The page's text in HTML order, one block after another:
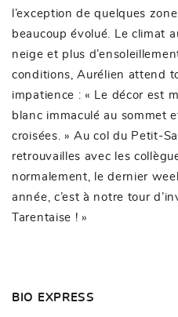
l’exception de quelques
beaucoup évolué. Le climat
neige et plus
conditions, Aurélien attend
impatience : « Le décor est
blanc immaculé au sommet
croisées. » Au col du Petit-
retrouvailles avec les
normalement, le dernier
année, c’est à notre tour
Tarentaise ! »
BIO EXPRESS